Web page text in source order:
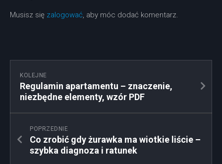
Musisz się zalogować, aby móc dodać komentarz.
KOLEJNE
Regulamin apartamentu – znaczenie,
niezbędne elementy, wzór PDF
POPRZEDNIE
Co zrobić gdy żurawka ma wiotkie liście –
szybka diagnoza i ratunek